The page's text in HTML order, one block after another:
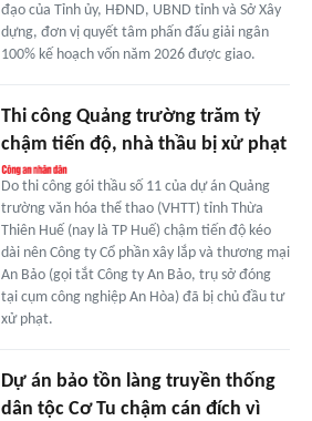
đạo của Tỉnh ủy, HĐND, UBND tỉnh và Sở Xây
dựng, đơn vị quyết tâm phấn đấu giải ngân
100% kế hoạch vốn năm 2026 được giao.
Thi công Quảng trường trăm tỷ
chậm tiến độ, nhà thầu bị xử phạt
Do thi công gói thầu số 11 của dự án Quảng
trường văn hóa thể thao (VHTT) tỉnh Thừa
Thiên Huế (nay là TP Huế) chậm tiến độ kéo
dài nên Công ty Cổ phần xây lắp và thương mại
An Bảo (gọi tắt Công ty An Bảo, trụ sở đóng
tại cụm công nghiệp An Hòa) đã bị chủ đầu tư
xử phạt.
Dự án bảo tồn làng truyền thống
dân tộc Cơ Tu chậm cán đích vì